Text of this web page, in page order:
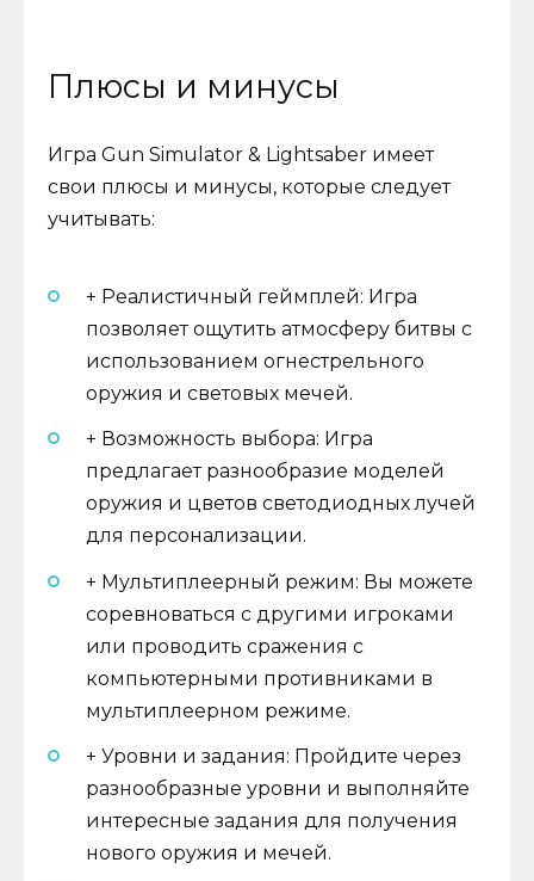
Плюсы и минусы
Игра Gun Simulator & Lightsaber имеет
свои плюсы и минусы, которые следует
учитывать:
+ Реалистичный геймплей: Игра
позволяет ощутить атмосферу битвы с
использованием огнестрельного
оружия и световых мечей.
+ Возможность выбора: Игра
предлагает разнообразие моделей
оружия и цветов светодиодных лучей
для персонализации.
+ Мультиплеерный режим: Вы можете
соревноваться с другими игроками
или проводить сражения с
компьютерными противниками в
мультиплеерном режиме.
+ Уровни и задания: Пройдите через
разнообразные уровни и выполняйте
интересные задания для получения
нового оружия и мечей.